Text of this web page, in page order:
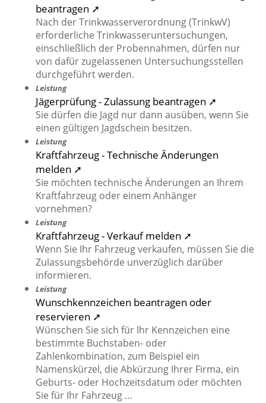
beantragen ➚
Nach der Trinkwasserverordnung (TrinkwV)
erforderliche Trinkwasseruntersuchungen,
einschließlich der Probennahmen, dürfen nur
von dafür zugelassenen Untersuchungsstellen
durchgeführt werden.
Leistung
Jägerprüfung - Zulassung beantragen ➚
Sie dürfen die Jagd nur dann ausüben, wenn Sie
einen gültigen Jagdschein besitzen.
Leistung
Kraftfahrzeug - Technische Änderungen
melden ➚
Sie möchten technische Änderungen an Ihrem
Kraftfahrzeug oder einem Anhänger
vornehmen?
Leistung
Kraftfahrzeug - Verkauf melden ➚
Wenn Sie Ihr Fahrzeug verkaufen, müssen Sie die
Zulassungsbehörde unverzüglich darüber
informieren.
Leistung
Wunschkennzeichen beantragen oder
reservieren ➚
Wünschen Sie sich für Ihr Kennzeichen eine
bestimmte Buchstaben- oder
Zahlenkombination, zum Beispiel ein
Namenskürzel, die Abkürzung Ihrer Firma, ein
Geburts- oder Hochzeitsdatum oder möchten
Sie für Ihr Fahrzeug …